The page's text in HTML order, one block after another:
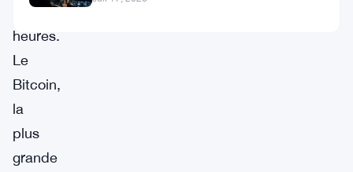
heures.
Le
Bitcoin,
la
plus
grande